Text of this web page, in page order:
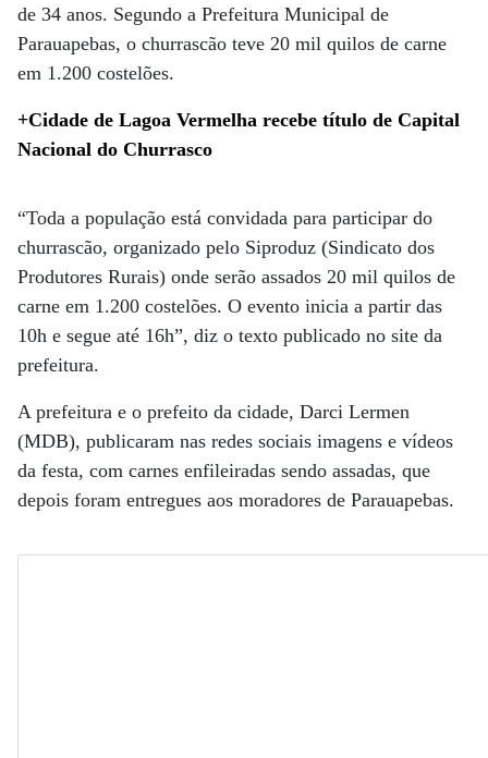
de 34 anos. Segundo a Prefeitura Municipal de
Parauapebas, o churrascão teve 20 mil quilos de carne
em 1.200 costelões.
+Cidade de Lagoa Vermelha recebe título de Capital
Nacional do Churrasco
“Toda a população está convidada para participar do
churrascão, organizado pelo Siproduz (Sindicato dos
Produtores Rurais) onde serão assados 20 mil quilos de
carne em 1.200 costelões. O evento inicia a partir das
10h e segue até 16h”, diz o texto publicado no site da
prefeitura.
A prefeitura e o prefeito da cidade, Darci Lermen
(MDB), publicaram nas redes sociais imagens e vídeos
da festa, com carnes enfileiradas sendo assadas, que
depois foram entregues aos moradores de Parauapebas.